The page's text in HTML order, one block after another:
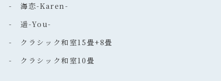
- 海恋-Karen-
- 遥-You-
- クラシック和室15畳+8畳
- クラシック和室10畳